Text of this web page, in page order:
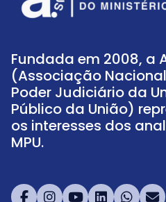
Fundada em 2008, a
(Associação
Poder Judiciário da
Público da União)
os interesses dos
MPU.